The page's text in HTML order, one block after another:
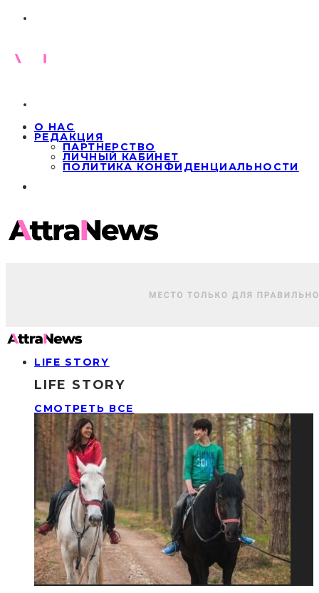
О НАС
РЕДАКЦИЯ
ПАРТНЕРСТВО
ЛИЧНЫЙ КАБИНЕТ
ПОЛИТИКА КОНФИДЕНЦИАЛЬНОСТИ
LIFE STORY
LIFE STORY
СМОТРЕТЬ ВСЕ